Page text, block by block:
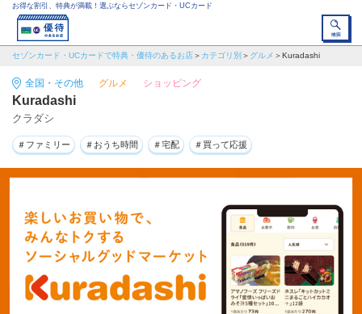
お得な割引、特典が満載！選ぶならセゾンカード・UCカード
セゾンカード・UCカードで特典・優待のあるお店 カテゴリ別 グルメ Kuradashi
全国・その他 グルメ ショッピング
Kuradashi
クラダシ
＃ファミリー ＃おうち時間 ＃宅配 ＃買って応援